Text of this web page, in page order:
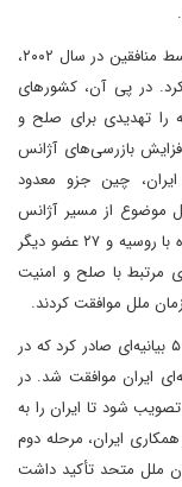
افشای اطلاعات مربوط به تأسیسات هسته‌ای ایران توسط منافقین در سال ۲۰۰۲،
در پی آن، کشورهای
را تهدیدی برای صلح و
دهند. از سال ۲۰۰۲ تا ۲۰۰۵، با افزایش بازرسی‌های آژانس
چین جزو معدود
موضوع از مسیر آژانس
بود. اما در نهایت، در تاریخ ۴ فوریه ۲۰۰۹، چین همراه با روسیه و ۲۷ عضو دیگر
مرتبط با صلح و امنیت
ملل موافقت کردند.
در ۱۲ ژوئیه ۲۰۰۹، چین به همراه سایر اعضای گروه ۱+۵ بیانیه‌ای صادر کرد که در
ایران موافقت شد. در
شود تا ایران را به
ایران، مرحله دوم
منشور سازمان ملل متحد تأکید داشت